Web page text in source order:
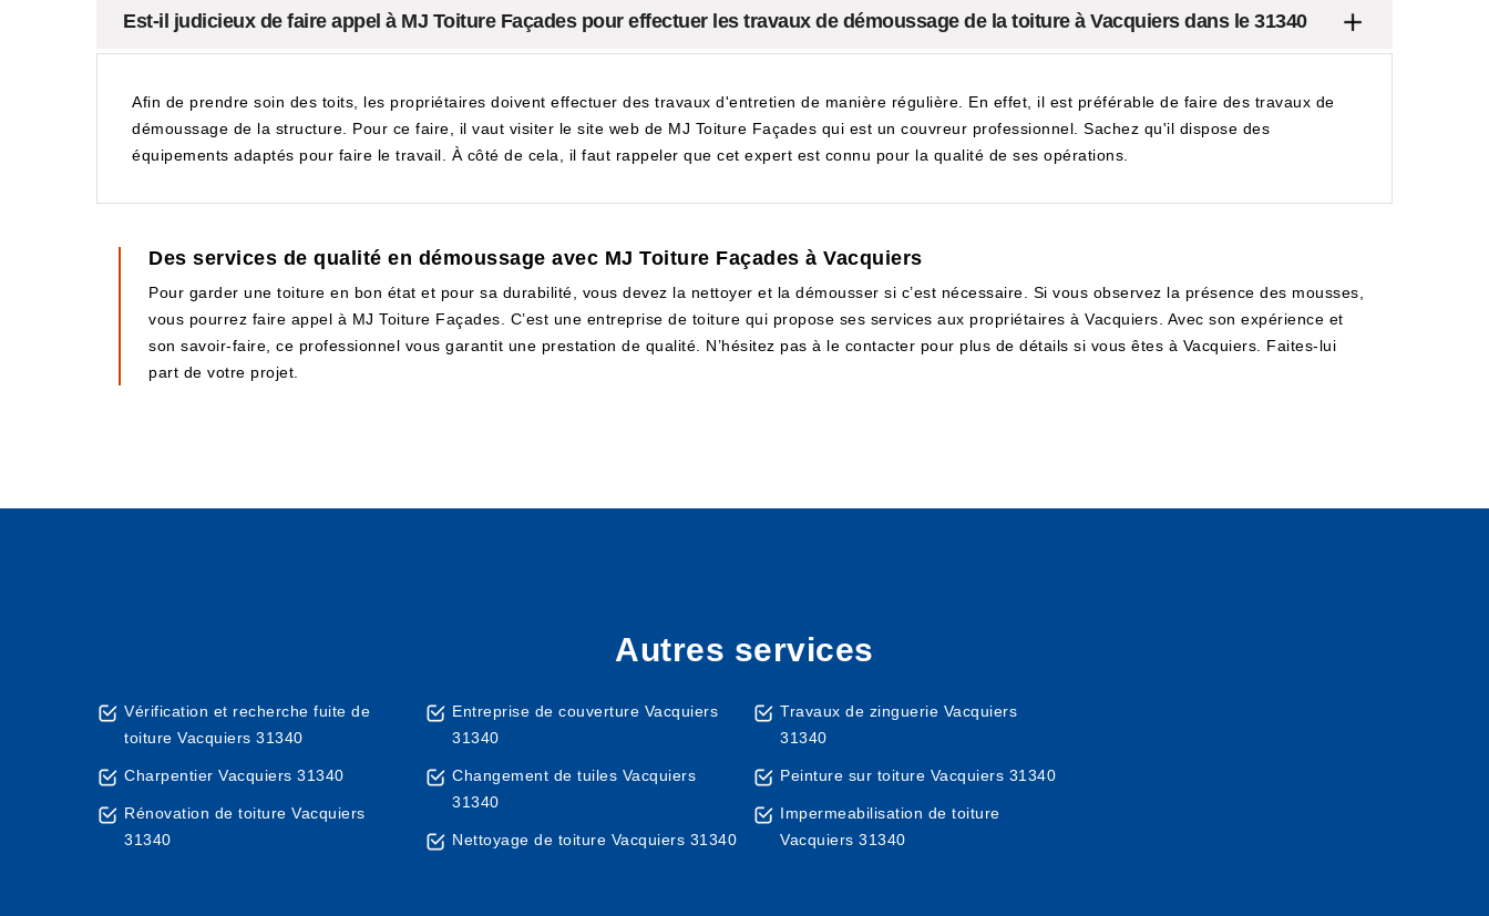
Est-il judicieux de faire appel à MJ Toiture Façades pour effectuer les travaux de démoussage de la toiture à Vacquiers dans le 31340
Afin de prendre soin des toits, les propriétaires doivent effectuer des travaux d'entretien de manière régulière. En effet, il est préférable de faire des travaux de
démoussage de la structure. Pour ce faire, il vaut visiter le site web de MJ Toiture Façades qui est un couvreur professionnel. Sachez qu'il dispose des
équipements adaptés pour faire le travail. À côté de cela, il faut rappeler que cet expert est connu pour la qualité de ses opérations.
Des services de qualité en démoussage avec MJ Toiture Façades à Vacquiers
Pour garder une toiture en bon état et pour sa durabilité, vous devez la nettoyer et la démousser si c’est nécessaire. Si vous observez la présence des mousses,
vous pourrez faire appel à MJ Toiture Façades. C’est une entreprise de toiture qui propose ses services aux propriétaires à Vacquiers. Avec son expérience et
son savoir-faire, ce professionnel vous garantit une prestation de qualité. N’hésitez pas à le contacter pour plus de détails si vous êtes à Vacquiers. Faites-lui
part de votre projet.
Autres services
Vérification et recherche fuite de
toiture Vacquiers 31340
Charpentier Vacquiers 31340
Rénovation de toiture Vacquiers
31340
Entreprise de couverture Vacquiers
31340
Changement de tuiles Vacquiers
31340
Nettoyage de toiture Vacquiers 31340
Travaux de zinguerie Vacquiers
31340
Peinture sur toiture Vacquiers 31340
Impermeabilisation de toiture
Vacquiers 31340